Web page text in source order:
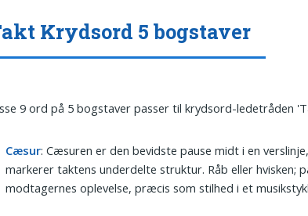
Krydsord 5 bogstaver
9 ord på 5 bogstaver passer til krydsord-ledetråden
Cæsur: Cæsuren er den bevidste pause midt i en
markerer taktens underdelte struktur. Råb eller hvisken;
modtagernes oplevelse, præcis som stilhed i et